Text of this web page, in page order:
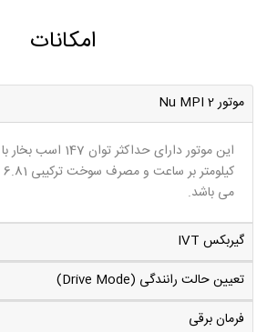
امکانات
موتور 2 Nu MPI
می باشد.
گیربکس IVT
تعیین حالت رانندگی (Drive Mode)
فرمان برقی